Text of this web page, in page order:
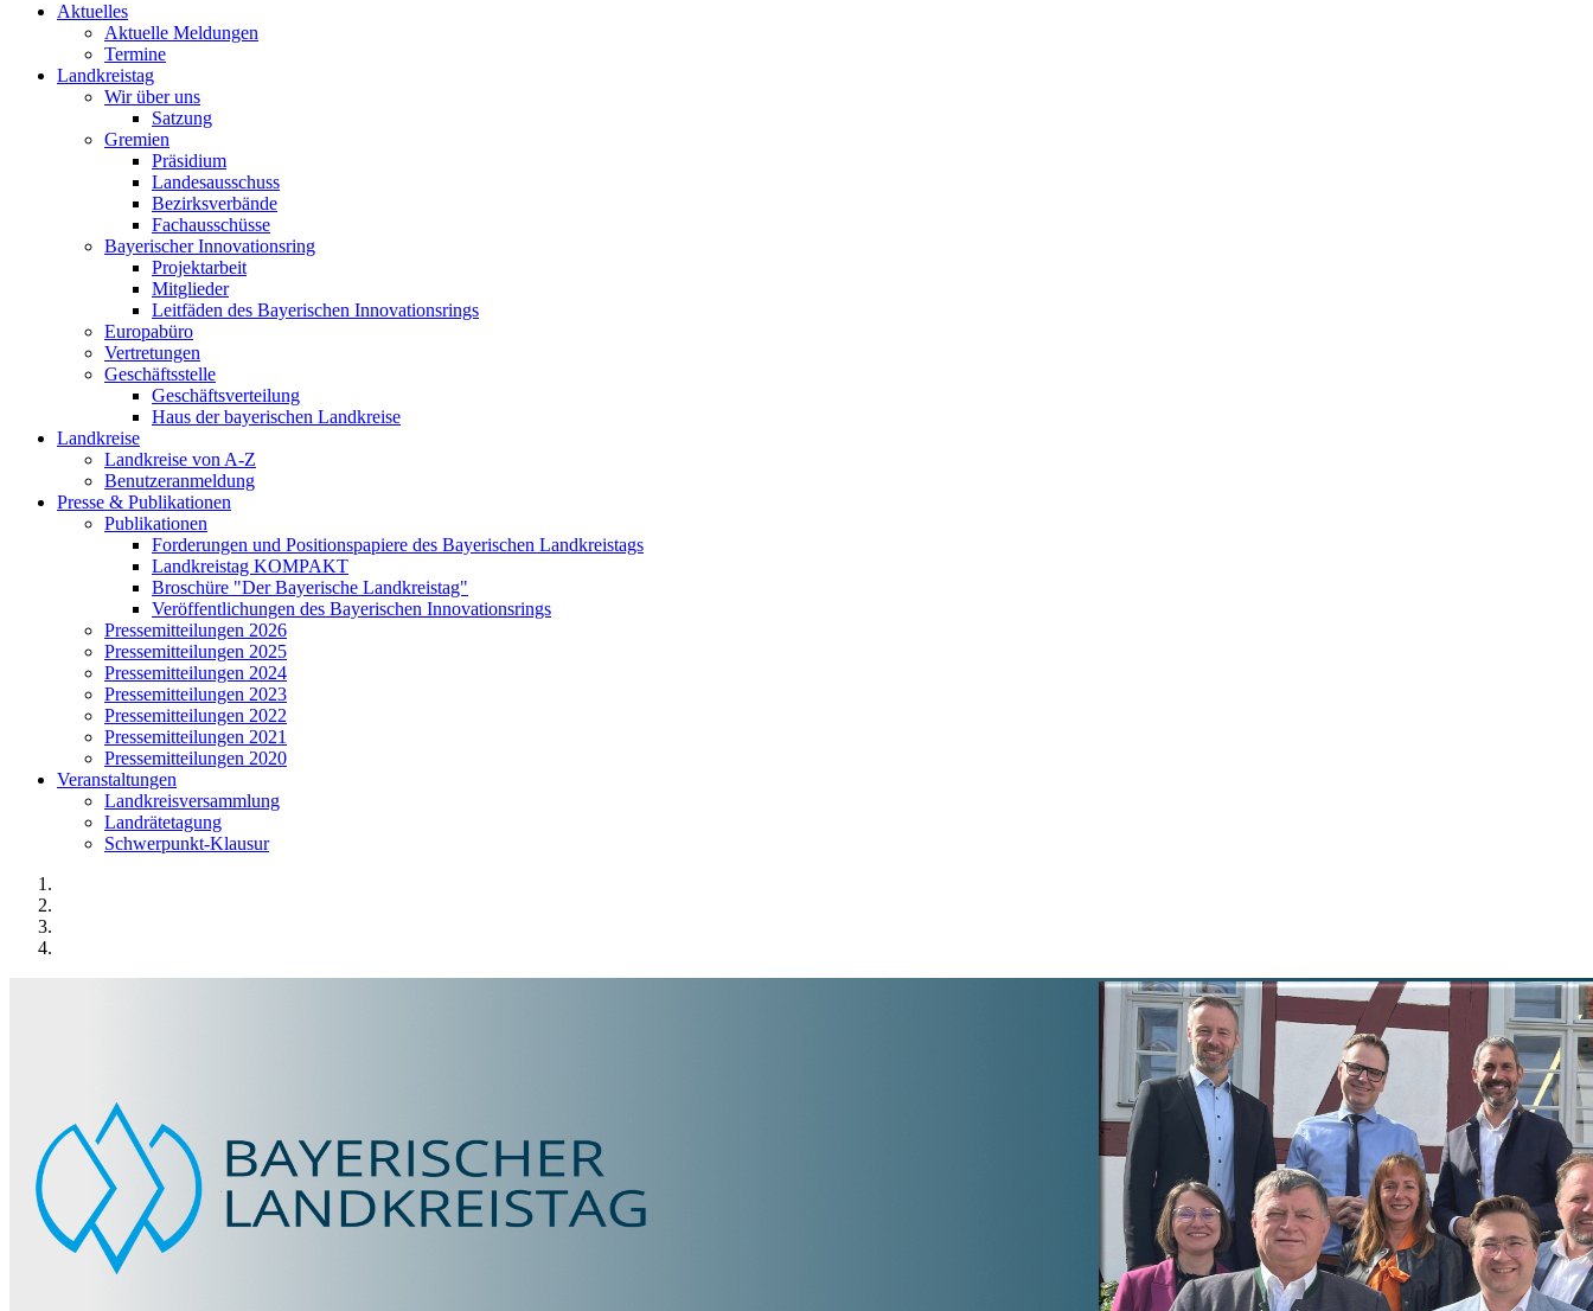
Aktuelles
Aktuelle Meldungen
Termine
Landkreistag
Wir über uns
Satzung
Gremien
Präsidium
Landesausschuss
Bezirksverbände
Fachausschüsse
Bayerischer Innovationsring
Projektarbeit
Mitglieder
Leitfäden des Bayerischen Innovationsrings
Europabüro
Vertretungen
Geschäftsstelle
Geschäftsverteilung
Haus der bayerischen Landkreise
Landkreise
Landkreise von A-Z
Benutzeranmeldung
Presse & Publikationen
Publikationen
Forderungen und Positionspapiere des Bayerischen Landkreistags
Landkreistag KOMPAKT
Broschüre "Der Bayerische Landkreistag"
Veröffentlichungen des Bayerischen Innovationsrings
Pressemitteilungen 2026
Pressemitteilungen 2025
Pressemitteilungen 2024
Pressemitteilungen 2023
Pressemitteilungen 2022
Pressemitteilungen 2021
Pressemitteilungen 2020
Veranstaltungen
Landkreisversammlung
Landrätetagung
Schwerpunkt-Klausur